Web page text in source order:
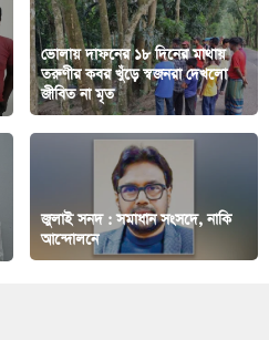
ভোলায় দাফনের ১৮ দিনের মাথায়
তরুণীর কবর খুঁড়ে স্বজনরা দেখলো
জীবিত না মৃত
জুলাই সনদ : সমাধান সংসদে, নাকি
আন্দোলনে